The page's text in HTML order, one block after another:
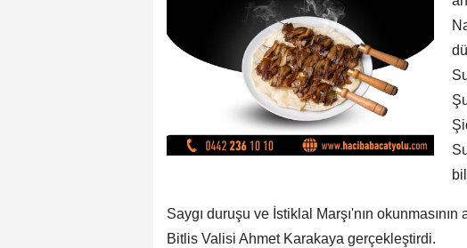
Saygı duruşu ve İstiklal Marşı'nın okunmasının
Bitlis Valisi Ahmet Karakaya gerçekleştirdi.